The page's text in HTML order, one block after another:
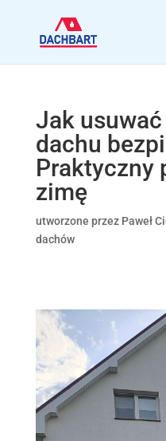
Jak
dachu
Praktyczny
zimę
utworzone przez Paweł
dachów